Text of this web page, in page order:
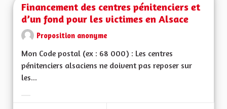
Financement des centres pénitenciers et
d’un fond pour les victimes en Alsace
Proposition anonyme
Mon Code postal (ex : 68 000) : Les centres
pénitenciers alsaciens ne doivent pas reposer sur
les...